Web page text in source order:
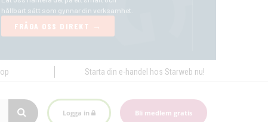
Starta din e-handel hos Starweb nu!
Logga in Bli medlem gratis